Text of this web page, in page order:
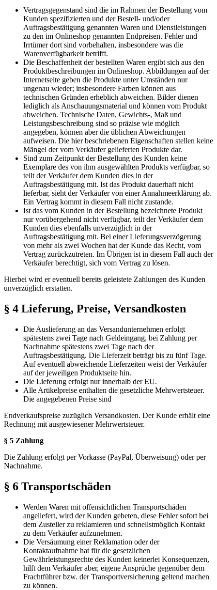
Vertragsgegenstand sind die im Rahmen der Bestellung vom
Kunden spezifizierten und der Bestell- und/oder
Auftragsbestätigung genannten Waren und Dienstleistungen
zu den im Onlineshop genannten Endpreisen. Fehler und
Irrtümer dort sind vorbehalten, insbesondere was die
Warenverfügbarkeit betrifft.
Die Beschaffenheit der bestellten Waren ergibt sich aus den
Produktbeschreibungen im Onlineshop. Abbildungen auf der
Internetseite geben die Produkte unter Umständen nur
ungenau wieder; insbesondere Farben können aus
technischen Gründen erheblich abweichen. Bilder dienen
lediglich als Anschauungsmaterial und können vom Produkt
abweichen. Technische Daten, Gewichts-, Maß und
Leistungsbeschreibung sind so präzise wie möglich
angegeben, können aber die üblichen Abweichungen
aufweisen. Die hier beschriebenen Eigenschaften stellen keine
Mängel der vom Verkäufer gelieferten Produkte dar.
Sind zum Zeitpunkt der Bestellung des Kunden keine
Exemplare des von ihm ausgewählten Produkts verfügbar, so
teilt der Verkäufer dem Kunden dies in der
Auftragsbestätigung mit. Ist das Produkt dauerhaft nicht
lieferbar, sieht der Verkäufer von einer Annahmeerklärung ab.
Ein Vertrag kommt in diesem Fall nicht zustande.
Ist das vom Kunden in der Bestellung bezeichnete Produkt
nur vorübergehend nicht verfügbar, teilt der Verkäufer dem
Kunden dies ebenfalls unverzüglich in der
Auftragsbestätigung mit. Bei einer Lieferungsverzögerung
von mehr als zwei Wochen hat der Kunde das Recht, vom
Vertrag zurückzutreten. Im Übrigen ist in diesem Fall auch der
Verkäufer berechtigt, sich vom Vertrag zu lösen.
Hierbei wird er eventuell bereits geleistete Zahlungen des Kunden
unverzüglich erstatten.
§ 4 Lieferung, Preise, Versandkosten
Die Auslieferung an das Versandunternehmen erfolgt
spätestens zwei Tage nach Geldeingang, bei Zahlung per
Nachnahme spätestens zwei Tage nach der
Auftragsbestätigung. Die Lieferzeit beträgt bis zu fünf Tage.
Auf eventuell abweichende Lieferzeiten weist der Verkäufer
auf der jeweiligen Produktseite hin.
Die Lieferung erfolgt nur innerhalb der EU.
Alle Artikelpreise enthalten die gesetzliche Mehrwertsteuer.
Die angegebenen Preise sind
Endverkaufspreise zuzüglich Versandkosten. Der Kunde erhält eine
Rechnung mit ausgewiesener Mehrwertsteuer.
§ 5 Zahlung
Die Zahlung erfolgt per Vorkasse (PayPal, Überweisung) oder per
Nachnahme.
§ 6 Transportschäden
Werden Waren mit offensichtlichen Transportschäden
angeliefert, wird der Kunden gebeten, diese Fehler sofort bei
dem Zusteller zu reklamieren und schnellstmöglich Kontakt
zu dem Verkäufer aufzunehmen.
Die Versäumung einer Reklamation oder der
Kontaktaufnahme hat für die gesetzlichen
Gewährleistungsrechte des Kunden keinerlei Konsequenzen,
hilft dem Verkäufer aber, eigene Ansprüche gegenüber dem
Frachtführer bzw. der Transportversicherung geltend machen
zu können.